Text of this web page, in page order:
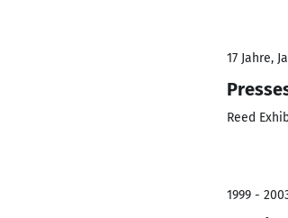
17 Jahre,
Reed
1999 -